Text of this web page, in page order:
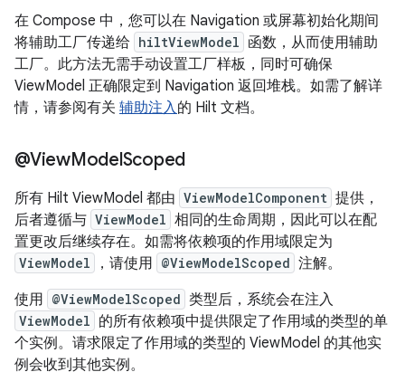
在 Compose 中，您可以在 Navigation 或屏幕初始化期间
将辅助工厂传递给 hiltViewModel 函数，从而使用辅助
工厂。此方法无需手动设置工厂样板，同时可确保
ViewModel 正确限定到 Navigation 返回堆栈。如需了解详
情，请参阅有关 辅助注入的 Hilt 文档。
@ViewModelScoped
所有 Hilt ViewModel 都由 ViewModelComponent 提供，
后者遵循与 ViewModel 相同的生命周期，因此可以在配
置更改后继续存在。如需将依赖项的作用域限定为
ViewModel ，请使用 @ViewModelScoped 注解。
使用 @ViewModelScoped 类型后，系统会在注入
ViewModel 的所有依赖项中提供限定了作用域的类型的单
个实例。请求限定了作用域的类型的 ViewModel 的其他实
例会收到其他实例。